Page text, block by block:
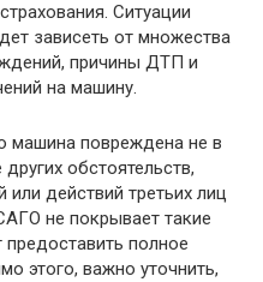
Ситуации
зависеть от множества
причины ДТП и
на машину.
машина повреждена не в
обстоятельств,
или действий третьих лиц
не покрывает такие
полное
этого, важно уточнить,